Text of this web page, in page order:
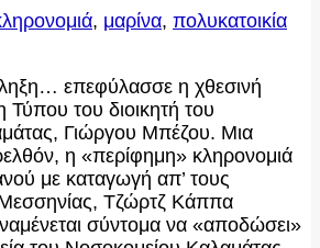
, μαρίνα, πολυκατοικία
επεφύλασσε η χθεσινή
Τύπου του διοικητή του
Γιώργου Μπέζου. Μια
η «περίφημη» κληρονομιά
με καταγωγή απ’ τους
Τζώρτζ Κάππα
σύντομα να «αποδώσει»